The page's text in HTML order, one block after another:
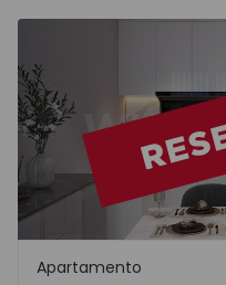
Antas, Porto
Apartamento